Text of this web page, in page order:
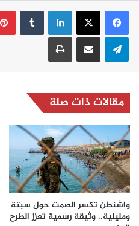
لينكدإن
تيلقرام مشاركة عبر البريد طباعة
مقالات ذات صلة
واشنطن تكسر الصمت حول سبتة
ومليلية.. وثيقة رسمية تعزز الطرح